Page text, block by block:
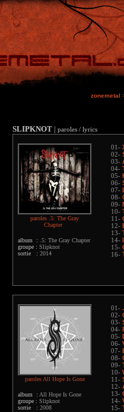
zonemetal
SLIPKNOT | paroles / lyrics
paroles .5: The Gray
Chapter
album :
.5: The Gray Chapter
groupe : Slipknot
sortie : 2014
01-
02-
03-
04-
05-
06-
07-
08-
09-
10-
11-
12-
13-
14-
15-
16-
paroles All Hope Is Gone
album : All Hope Is Gone
groupe : Slipknot
sortie : 2008
01-
02-
03-
04-
05-
06-
07-
08-
09-
10-
11-
12-
13-
14-
15-